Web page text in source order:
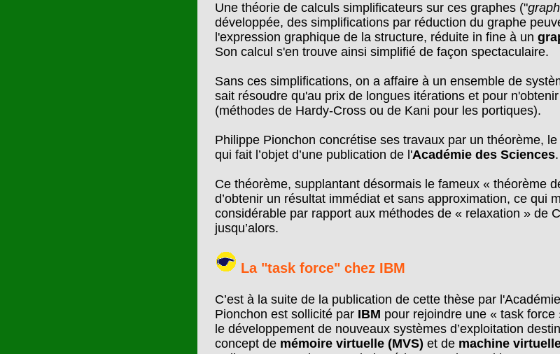
Une théorie de calculs simplificateurs sur ces graphes ("
développée, des simplifications par réduction du graphe
l'expression graphique de la structure, réduite in fine à un
Son calcul s'en trouve ainsi simplifié de façon spectaculaire.
Sans ces simplifications, on a affaire à un ensemble de
sait résoudre qu'au prix de longues itérations et pour
(méthodes de Hardy-Cross ou de Kani pour les portiques).
Philippe Pionchon concrétise ses travaux par un théorème, le
qui fait l’objet d’une publication de l'Académie des Sciences.
Ce théorème, supplantant désormais le fameux « théorème
d’obtenir un résultat immédiat et sans approximation, ce qui
considérable par rapport aux méthodes de « relaxation » de
jusqu’alors.
La "task force" chez IBM
C’est à la suite de la publication de cette thèse par
Pionchon est sollicité par IBM pour rejoindre une « task
le développement de nouveaux systèmes d’exploitation
concept de mémoire virtuelle (MVS) et de machine